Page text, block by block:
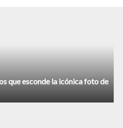
que esconde la icónica foto de